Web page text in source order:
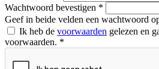
Wachtwoord bevestigen *
Geef in beide velden een wachtwoord
Ik heb de voorwaarden gelezen en
voorwaarden. *